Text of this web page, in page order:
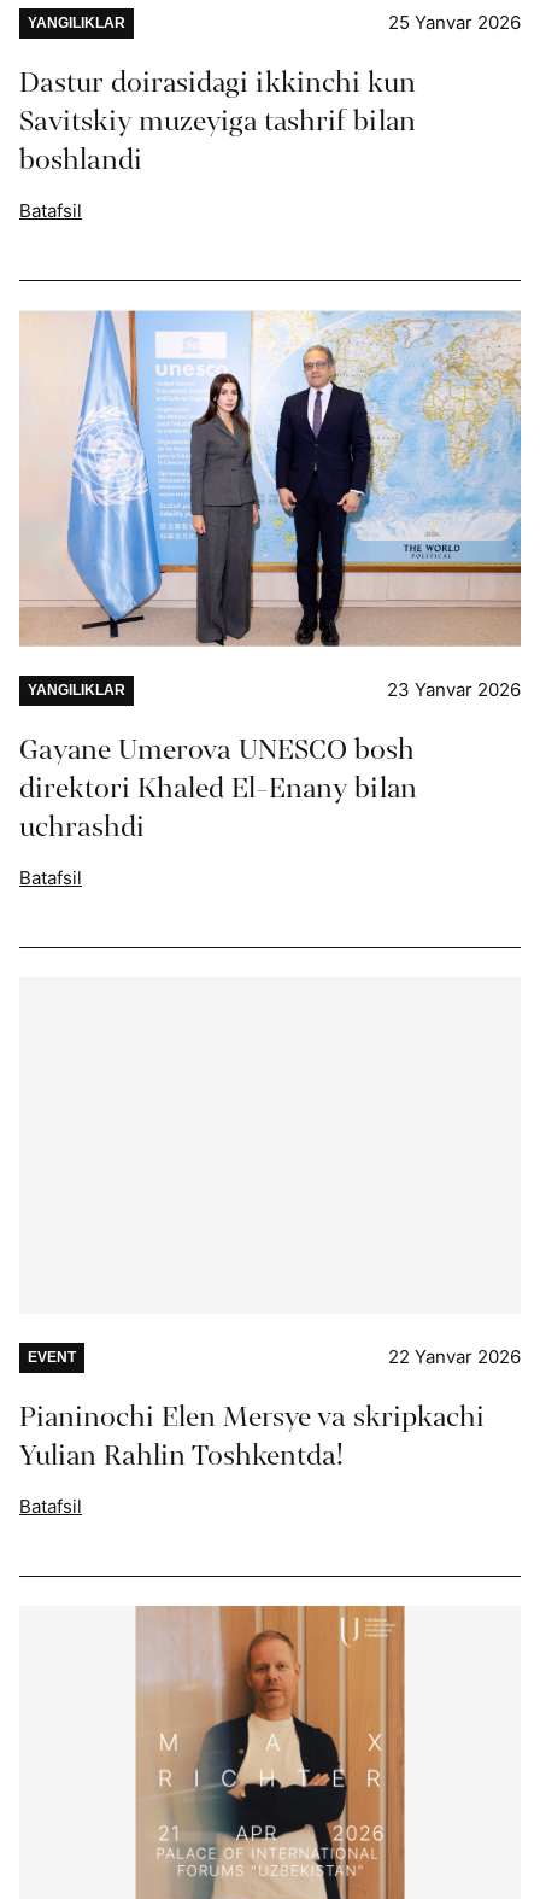
YANGILIKLAR 25 Yanvar 2026
Dastur doirasidagi ikkinchi kun
Savitskiy muzeyiga tashrif bilan
boshlandi
Batafsil
YANGILIKLAR 23 Yanvar 2026
Gayane Umerova UNESCO bosh
direktori Khaled El-Enany bilan
uchrashdi
Batafsil
EVENT 22 Yanvar 2026
Pianinochi Elen Mersye va skripkachi
Yulian Rahlin Toshkentda!
Batafsil